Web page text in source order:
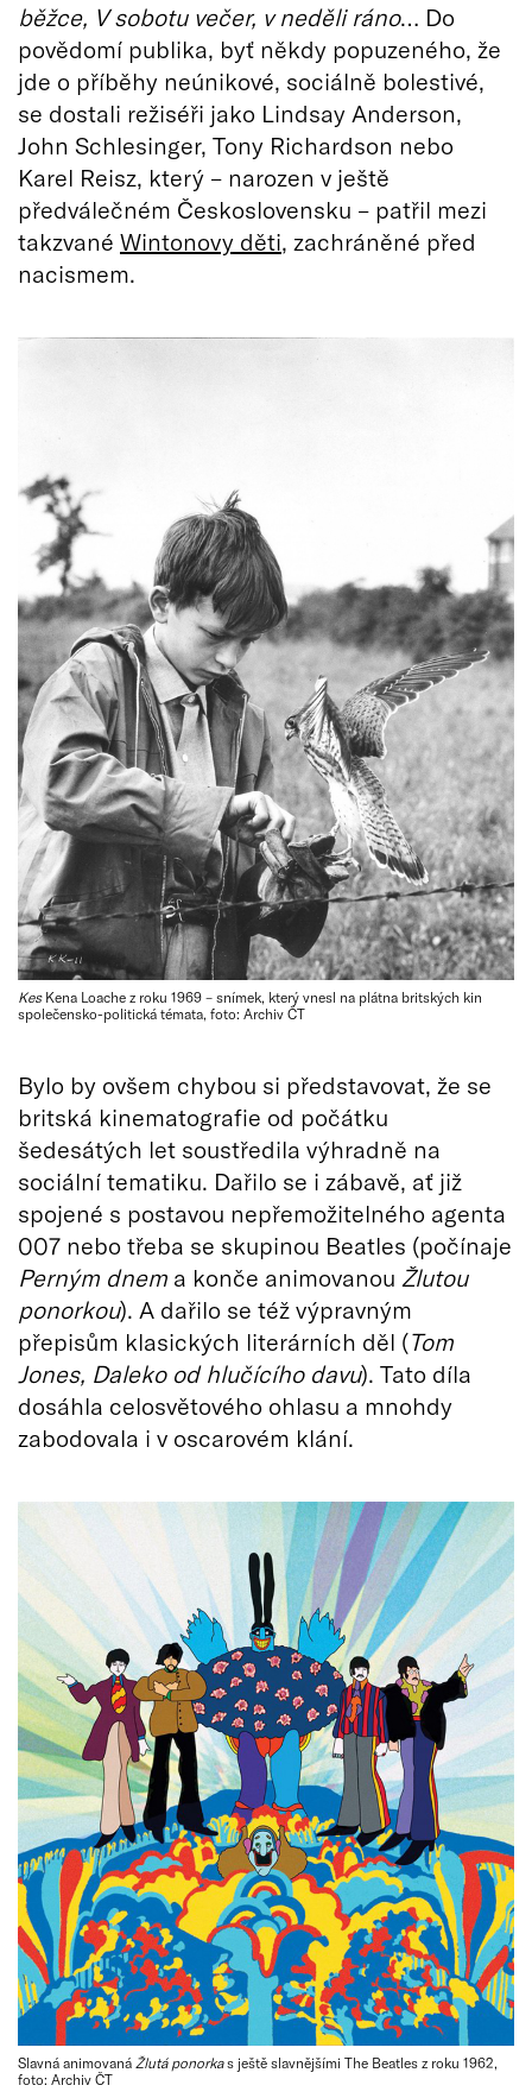
běžce, V sobotu večer, v neděli ráno… Do
povědomí publika, byť někdy popuzeného, že
jde o příběhy neúnikové, sociálně bolestivé,
se dostali režiséři jako Lindsay Anderson,
John Schlesinger, Tony Richardson nebo
Karel Reisz, který – narozen v ještě
předválečném Československu – patřil mezi
takzvané Wintonovy děti, zachráněné před
nacismem.
KesKena Loache z roku 1969 – snímek, který vnesl na plátna britských kin
společensko-politická témata, foto: Archiv ČT
Bylo by ovšem chybou si představovat, že se
britská kinematografie od počátku
šedesátých let soustředila výhradně na
sociální tematiku. Dařilo se i zábavě, ať již
spojené s postavou nepřemožitelného agenta
007 nebo třeba se skupinou Beatles (počínaje
Perným dnem a konče animovanou Žlutou
ponorkou). A dařilo se též výpravným
přepisům klasických literárních děl (Tom
Jones, Daleko od hlučícího davu). Tato díla
dosáhla celosvětového ohlasu a mnohdy
zabodovala i v oscarovém klání.
Slavná animovaná Žlutá ponorkas ještě slavnějšími The Beatles z roku 1962,
foto: Archiv ČT